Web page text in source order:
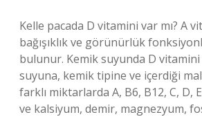
Kelle pacada D vitamini var mı? A
bağışıklık ve görünürlük
bulunur. Kemik suyunda D vitamini
suyuna, kemik tipine ve içerdiği
farklı miktarlarda A, B6, B12, C, D,
ve kalsiyum, demir, magnezyum,